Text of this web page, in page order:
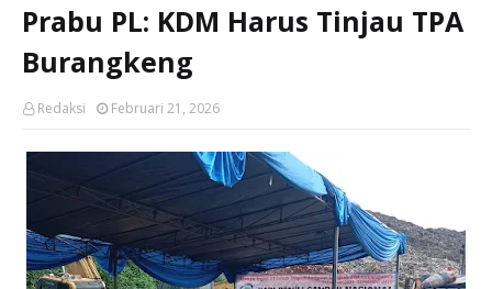
Prabu PL: KDM Harus Tinjau TPA
Burangkeng
Redaksi Februari 21, 2026